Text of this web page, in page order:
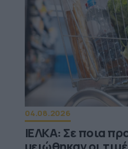
04.08.2026
ΙΕΛΚΑ: Σε ποια